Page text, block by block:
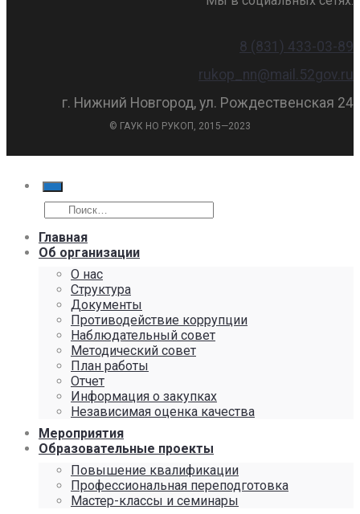
8 (831) 433-03-89
rukop_nn@mail.52gov.ru
г. Нижний Новгород, ул. Рождественская 24
© ГАУК НО РУКОП, 2015—2023
Главная
Об организации
О нас
Структура
Документы
Противодействие коррупции
Наблюдательный совет
Методический совет
План работы
Отчет
Информация о закупках
Независимая оценка качества
Мероприятия
Образовательные проекты
Повышение квалификации
Профессиональная переподготовка
Мастер-классы и семинары